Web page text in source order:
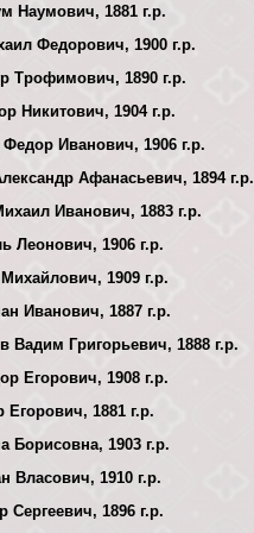
Наумович, 1881 г.р.
Федорович, 1900 г.р.
Трофимович, 1890 г.р.
Никитович, 1904 г.р.
Иванович, 1906 г.р.
Афанасьевич, 1894 г.р.
Иванович, 1883 г.р.
Леонович, 1906 г.р.
1909 г.р.
Иванович, 1887 г.р.
Вадим Григорьевич, 1888 г.р.
Егорович, 1908 г.р.
1881 г.р.
Борисовна, 1903 г.р.
Власович, 1910 г.р.
Сергеевич, 1896 г.р.